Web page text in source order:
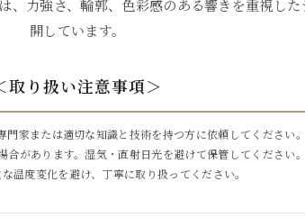
力強さ、輪郭、色彩感のある響きを重視した
開しています。
取り扱い注意事項＞
門家または適切な知識と技術を持つ方に依頼してください。
合があります。湿気・直射日光を避けて保管してください。
温度変化を避け、丁寧に取り扱ってください。